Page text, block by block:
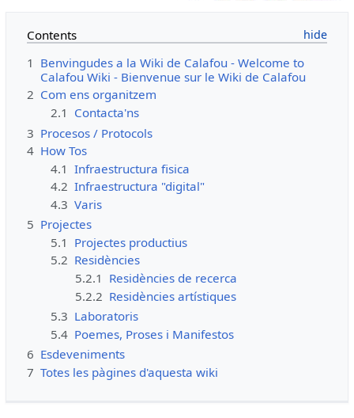
Contents
1 Benvingudes a la Wiki de Calafou - Welcome to
Calafou Wiki - Bienvenue sur le Wiki de Calafou
2 Com ens organitzem
2.1 Contacta'ns
3 Procesos / Protocols
4 How Tos
4.1 Infraestructura fisica
4.2 Infraestructura "digital"
4.3 Varis
5 Projectes
5.1 Projectes productius
5.2 Residències
5.2.1 Residències de recerca
5.2.2 Residències artístiques
5.3 Laboratoris
5.4 Poemes, Proses i Manifestos
6 Esdeveniments
7 Totes les pàgines d'aquesta wiki